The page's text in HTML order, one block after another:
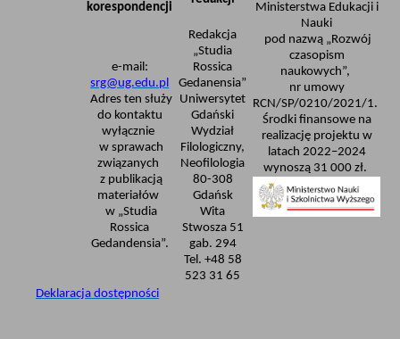
korespondencji
Ministerstwa Edukacji i
Nauki
pod nazwą „Rozwój
czasopism
naukowych”,
nr umowy
RCN/SP/0210/2021/1.
Środki finansowe na
realizację projektu w
latach 2022–2024
wynoszą 31 000 zł.
e-mail:
srg@ug.edu.pl
Adres ten służy
do kontaktu
wyłącznie
w sprawach
związanych
z publikacją
materiałów
w „Studia
Rossica
Gedandensia”.
Redakcja
„Studia
Rossica
Gedanensia”
Uniwersytet
Gdański
Wydział
Filologiczny,
Neofilologia
80-308
Gdańsk
Wita
Stwosza 51
gab. 294
Tel. +48 58
523 31 65
Deklaracja dostępności